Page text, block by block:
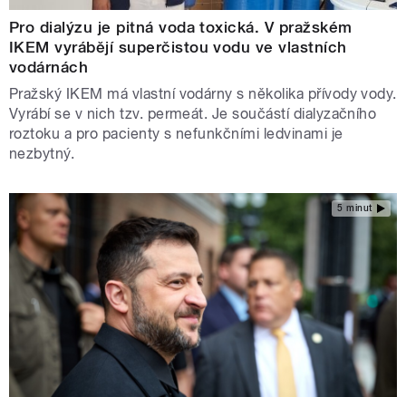
Pro dialýzu je pitná voda toxická. V pražském
IKEM vyrábějí superčistou vodu ve vlastních
vodárnách
Pražský IKEM má vlastní vodárny s několika přívody vody.
Vyrábí se v nich tzv. permeát. Je součástí dialyzačního
roztoku a pro pacienty s nefunkčními ledvinami je
nezbytný.
5 minut